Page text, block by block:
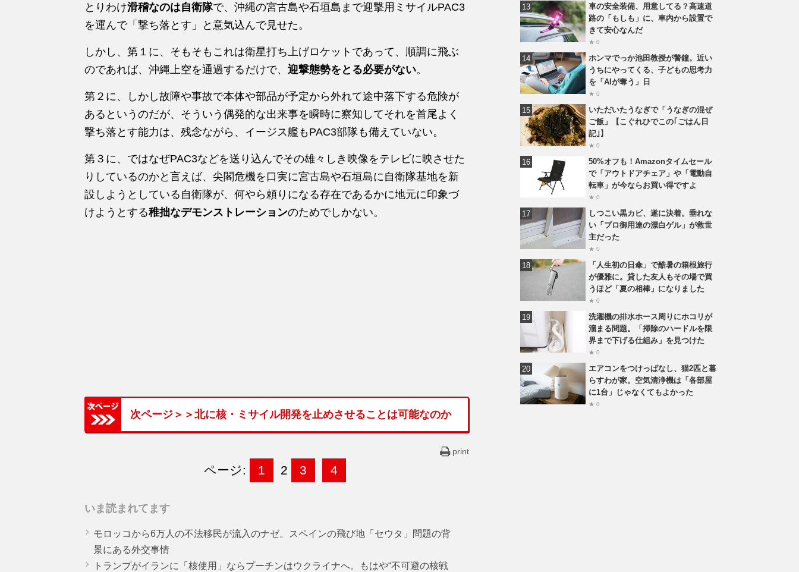
とりわけ滑稽なのは自衛隊で、沖縄の宮古島や石垣島まで迎撃用ミサイルPAC3
を運んで「撃ち落とす」と意気込んで見せた。
しかし、第１に、そもそもこれは衛星打ち上げロケットであって、順調に飛ぶ
のであれば、沖縄上空を通過するだけで、 迎撃態勢をとる必要がない。
第２に、しかし故障や事故で本体や部品が予定から外れて途中落下する危険が
あるというのだが、そういう偶発的な出来事を瞬時に察知してそれを首尾よく
撃ち落とす能力は、残念ながら、イージス艦もPAC3部隊も備えていない。
第３に、ではなぜPAC3などを送り込んでその雄々しき映像をテレビに映させた
りしているのかと言えば、尖閣危機を口実に宮古島や石垣島に自衛隊基地を新
設しようとしている自衛隊が、何やら頼りになる存在であるかに地元に印象づ
けようとする稚拙なデモンストレーションのためでしかない。
次ページ＞＞北に核・ミサイル開発を止めさせることは可能なのか
print
ページ: 1 2 3 4
いま読まれてます
モロッコから6万人の不法移民が流入のナゼ。スペインの飛び地「セウタ」問題の背
景にある外交事情
トランプがイランに「核使用」ならプーチンはウクライナへ。もはや“不可避の核戦
車の安全装備、用意してる？高速道
路の「もしも」に、車内から設置で
きて安心なんだ
★ 0
ホンマでっか池田教授が警鐘。近い
うちにやってくる、子どもの思考力
を「AIが奪う」日
★ 0
いただいたうなぎで「うなぎの混ぜ
ご飯」【こぐれひでこの｢ごはん日
記｣】
★ 0
50%オフも！Amazonタイムセール
で「アウトドアチェア」や「電動自
転車」が今ならお買い得ですよ
★ 0
しつこい黒カビ、遂に決着。垂れな
い「プロ御用達の漂白ゲル」が救世
主だった
★ 0
「人生初の日傘」で酷暑の箱根旅行
が優雅に。貸した友人もその場で買
うほど「夏の相棒」になりました
★ 0
洗濯機の排水ホース周りにホコリが
溜まる問題。「掃除のハードルを限
界まで下げる仕組み」を見つけた
★ 0
エアコンをつけっぱなし、猫2匹と暮
らすわが家。空気清浄機は「各部屋
に1台」じゃなくてもよかった
★ 0